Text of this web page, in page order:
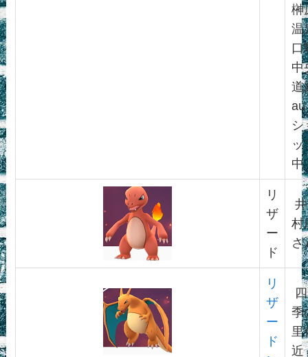
榊
温
口
中
道
au
シ
ッ
中
リ
ザ
ー
ド
井
村
さ
リ
ザ
ー
ド
四
季
里
近